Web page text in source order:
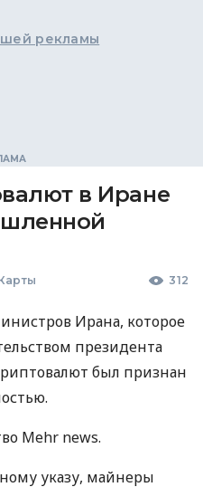
рекламы
в Иране
312
Ирана, которое
президента
был признан
Mehr news.
указу, майнеры